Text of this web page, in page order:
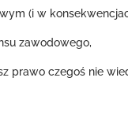
(i w
zawodowego,
prawo czegoś nie